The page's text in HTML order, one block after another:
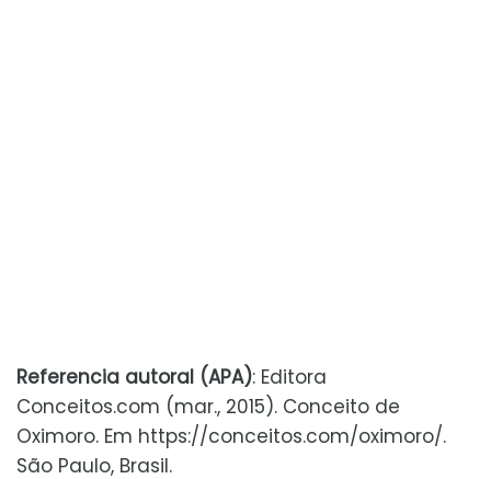
Referencia autoral (APA): Editora
Conceitos.com (mar., 2015). Conceito de
Oximoro. Em https://conceitos.com/oximoro/.
São Paulo, Brasil.